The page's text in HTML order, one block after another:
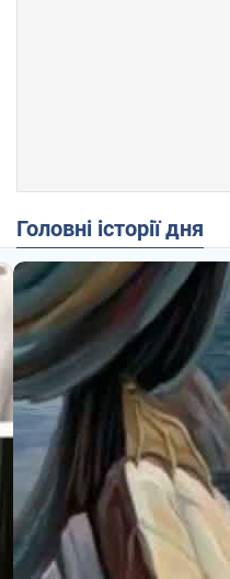
Головні історії дня